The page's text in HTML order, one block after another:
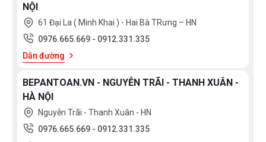
NỘI
61 Đại La ( Minh Khai ) - Hai Bà TRưng – HN
0976.665.669 - 0912.331.335
Dẫn đường
BEPANTOAN.VN - NGUYỄN TRÃI - THANH XUÂN -
HÀ NỘI
Nguyễn Trãi - Thanh Xuân - HN
0976.665.669 - 0912.331.335